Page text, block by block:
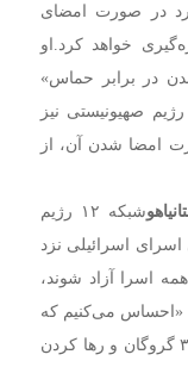
در صورت امضای
خواهد کرد.او
در برابر حماس»
صهیونیستی نیز
امضا شدن آن، از
شبکه ۱۲ رژیم
اسرائیلی نزد
اسرا آزاد شوند،
«احساس می‌کنیم که
بقیه گروگان‌ها رها شده‌اند…ما بازگرداندن ۳۳ گروگان و رها کردن